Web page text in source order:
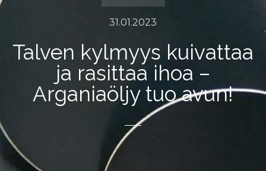
31.01.2023
Talven kylmyys kuivattaa
ja rasittaa ihoa –
Arganiaöljy tuo avun!